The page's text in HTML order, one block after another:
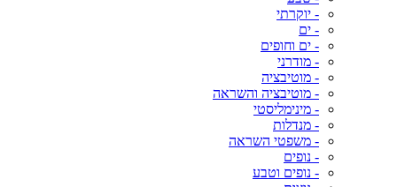
- יוקרתי
- ים
- ים וחופים
- מודרני
- מוטיבציה
- מוטיבציה והשראה
- מינימליסטי
- מנדלות
- משפטי השראה
- נופים
- נופים וטבע